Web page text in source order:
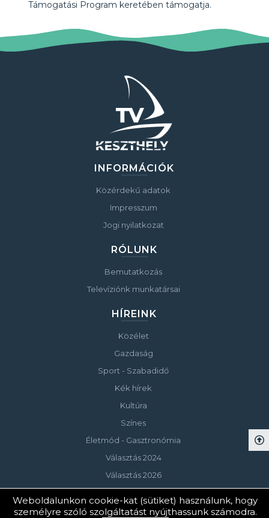
Támogatási Program keretében támogatja.
INFORMÁCIÓK
Közérdekű adatok
Impresszum
Jogi nyilatkozat
RÓLUNK
Bemutatkozás
Televíziónk munkatársai
HÍREINK
Közélet
Gazdaság
Sport - Szabadidő
Kék hírek
Kultúra
Színes
Életmód - Gasztronómia
Választás 2024
Választás 2026
© Copyright 2023 Keszthelyi Televízió
Weboldalunkon cookie-kat (sütiket) használunk, hogy
személyre szóló szolgáltatást nyújthassunk számodra.